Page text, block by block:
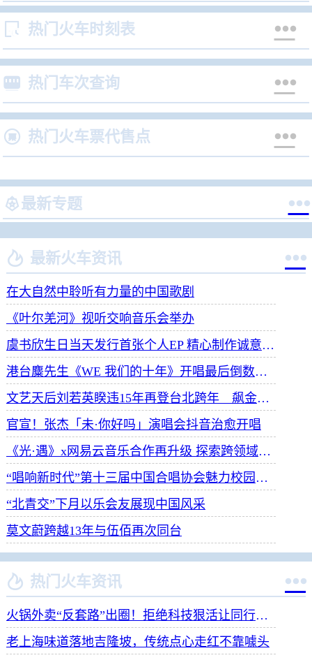
 热门火车时刻表 
 热门车次查询 
 热门火车票代售点 
最新专题 
 最新火车资讯 
在大自然中聆听有力量的中国歌剧
《叶尔羌河》视听交响音乐会举办
虞书欣生日当天发行首张个人EP 精心制作诚意满满
港台麋先生《WE 我们的十年》开唱最后倒数 惊喜释出10周年纪念单曲宠粉
文艺天后刘若英睽违15年再登台北跨年 飙金嗓演唱经典招牌歌掀回忆杀
官宣！张杰「未·你好吗」演唱会抖音治愈开唱
《光·遇》x网易云音乐合作再升级 探索跨领域社交新体验
“唱响新时代”第十三届中国合唱协会魅力校园合唱展演开幕
“北青交”下月以乐会友展现中国风采
莫文蔚跨越13年与伍佰再次同台
 热门火车资讯 
火锅外卖“反套路”出圈！拒绝科技狠活让同行颤抖
老上海味道落地吉隆坡，传统点心走红不靠噱头